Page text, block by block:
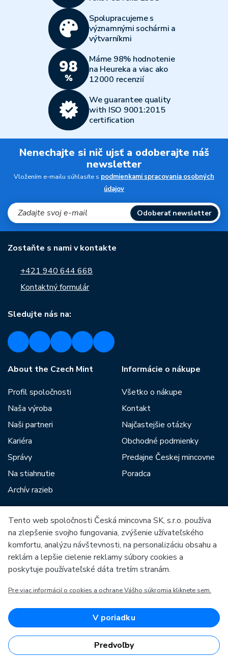
Spolupracujeme s
významnými sochármi a
výtvarníkmi
Máme 98% hodnotenie
na Heureka a viac ako
12000 recenzií
We guarantee quality
with ISO 9001:2015
certification
Nenechajte si nič ujsť a odoberajte náš
newsletter
Vložením e-mailu súhlasíte s podmienkami spracovania osobných
údajov
Odoberať newsletter
Zostaňte s nami v kontakte
+421 940 644 668
Kontaktný formulár
Sledujte nás na:
About the Czech Mint
Profil spoločnosti
Naša výroba
Naši partneri
Kariéra
Správy
Na stiahnutie
Archív razieb
Informácie o nákupe
Všetko o nákupe
Kontakt
Najčastejšie otázky
Obchodné podmienky
Predajne Českej mincovne
Poradca
Medzi našich partnerov patria:
Európska únia
OP Podnikanie a inovácie pre konkurencieschopnosť
Európsky fond pre regionálny rozvoj
Tento web spoločnosti Česká mincovna SK, s.r.o. používa
na zlepšenie svojho fungovania, zvýšenie užívateľského
komfortu, analýzu návštevnosti, na personalizáciu obsahu a
reklám a lepšie cielenie reklamy súbory cookies a
poskytuje používateľské dáta tretím stranám.
Pre viac informácií o cookies a ochrane Vášho súkromia kliknete sem.
V poriadku
Predvoľby